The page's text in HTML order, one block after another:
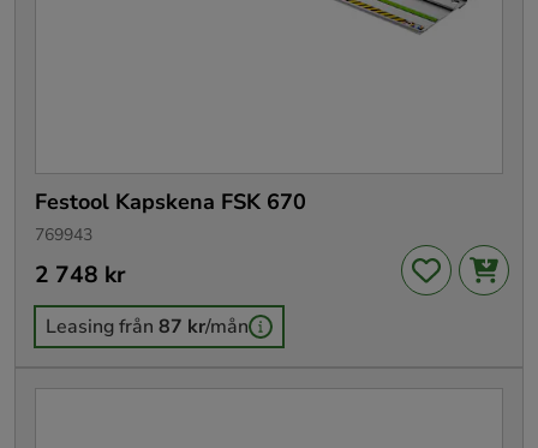
Festool Kapskena FSK 670
769943
Pris:2 748 kr
2 748 kr
Leasing från 87 kr/mån